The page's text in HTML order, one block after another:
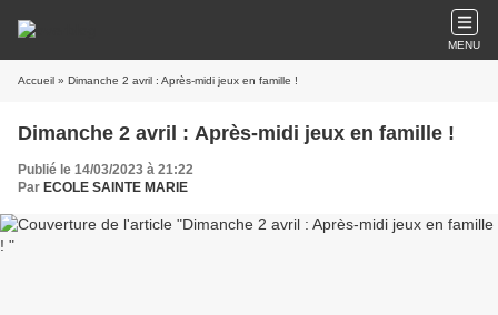
MENU
Accueil » Dimanche 2 avril : Après-midi jeux en famille !
Dimanche 2 avril : Après-midi jeux en famille !
Publié le 14/03/2023 à 21:22
Par ECOLE SAINTE MARIE